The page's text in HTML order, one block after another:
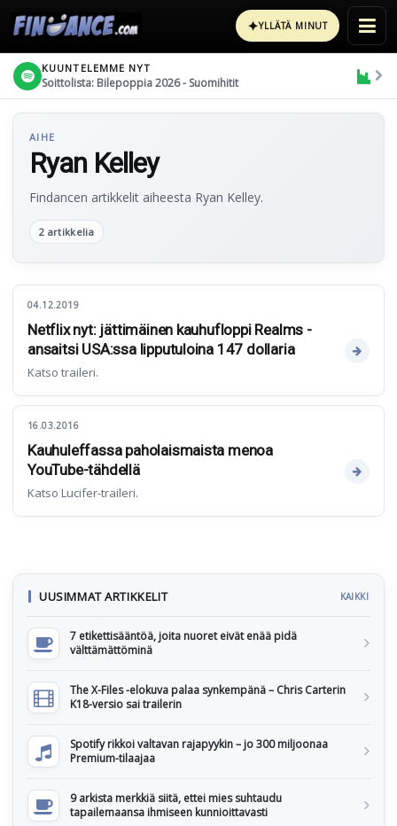
✦YLLÄTÄ MINUT
KUUNTELEMME NYT
Soittolista: Bilepoppia 2026 - Suomihitit
AIHE
Ryan Kelley
Findancen artikkelit aiheesta Ryan Kelley.
2 artikkelia
04.12.2019
Netflix nyt: jättimäinen kauhufloppi Realms -
ansaitsi USA:ssa lipputuloina 147 dollaria
Katso traileri.
16.03.2016
Kauhuleffassa paholaismaista menoa
YouTube-tähdellä
Katso Lucifer-traileri.
UUSIMMAT ARTIKKELIT KAIKKI
7 etikettisääntöä, joita nuoret eivät enää pidä
välttämättöminä
The X-Files -elokuva palaa synkempänä – Chris Carterin
K18-versio sai trailerin
Spotify rikkoi valtavan rajapyykin – jo 300 miljoonaa
Premium-tilaajaa
9 arkista merkkiä siitä, ettei mies suhtaudu
tapailemaansa ihmiseen kunnioittavasti